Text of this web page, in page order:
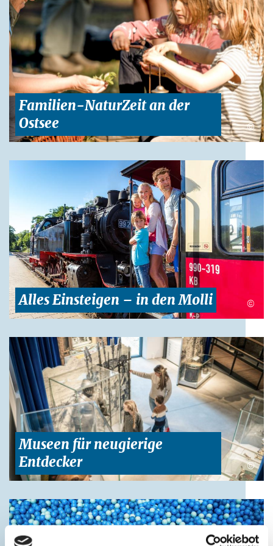
Familien-NaturZeit an der
Ostsee
©
Alles Einsteigen – in den Molli ©
Museen für neugierige
Entdecker
©